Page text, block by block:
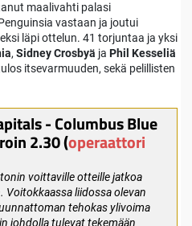
maalivahti palasi
vastaan ja joutui
läpi ottelun. 41 torjuntaa ja yksi
, Sidney Crosbyä ja Phil Kesseliä
itsevarmuuden, sekä pelillisten
- Columbus Blue
2.30 (operaattori
voittaville otteille jatkoa
Voitokkaassa liidossa olevan
tehokas ylivoima
johdolla tulevat tekemään